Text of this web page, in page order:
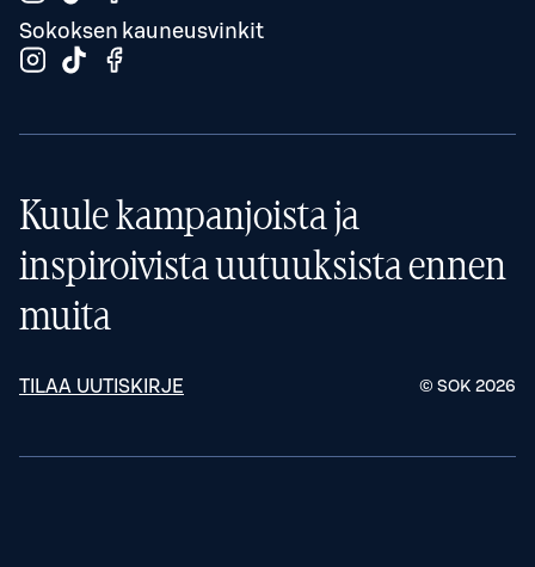
Sokoksen kauneusvinkit
Kuule kampanjoista ja
inspiroivista uutuuksista ennen
muita
TILAA UUTISKIRJE © SOK 2026